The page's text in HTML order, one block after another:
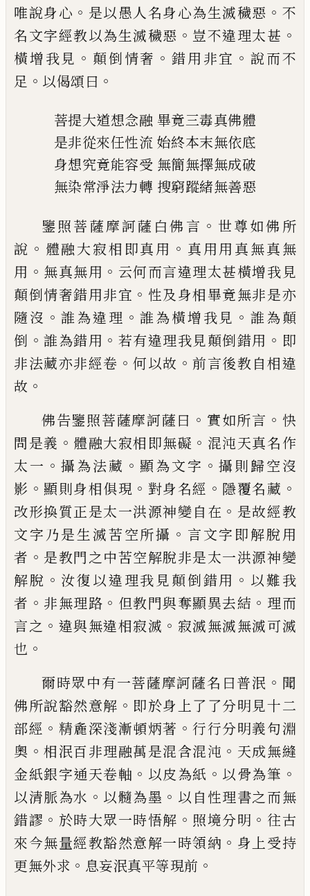
唯說身心 。 是以愚人名身心為生滅穢惡 。 不
名文字經教以為生滅穢惡 。 豈不違理太甚 。
橫增我 見 。 顛倒情奢 。 錯用非宜 。 說而不
足 。 以偈頌曰 。
菩提大道想念融 畢竟三毒真佛體
是非從來任性流 始終本末無依底
身想究竟能容受 無簡無擇無成破
無染常淨法力轉 搜窮蹤緒無善惡
鑒照菩薩摩訶薩白佛言 。 世尊如佛所
說 。 體融大寂相即真用 。 真用用真無真無
用 。 無真無用 。 云何而言違理太甚橫增我見
顛倒情奢錯用非宜 。 性及身相畢竟無非是亦
隨沒 。誰為違理 。誰為橫增我見 。 誰為顛
倒 。誰為錯用 。 若有違理我見顛倒錯用 。 即
非法藏亦非經卷 。何以故 。前言後教自相違
故 。
佛告鑒照菩薩摩訶薩曰 。 實如所言 。 快
問是義 。 體融大寂相即無礙 。 混沌天真名作
太一 。攝為法藏 。 顯為文字 。攝則歸空沒
影 。 顯則身相俱現 。 對身名經 。 隱覆名藏 。
改形換質正是太一洪源神變自在 。 是故經教
文字乃是生滅苦空所攝 。 言文字即解脫用
者 。 是教門之中苦空解脫非是太一洪源神變
解脫 。 汝復以違理我見顛倒錯用 。 以難我
者 。 非無理路 。 但教門與奪顯異去結 。 理而
言之 。 違與無違相寂滅 。 寂滅無滅無滅可滅
也 。
爾時眾中有一菩薩摩訶薩名曰普泯 。 聞
佛所說豁然意解 。 即於身上了了分明見十二
部經 。 精麁深淺漸頓炳著 。行行分明義句淵
奧 。相泯百非理融萬是混含混沌 。 天成無縫
金紙銀字通天卷軸 。 以皮為紙 。 以骨為筆 。
以清脈為水 。 以髓為墨 。 以自性理書之而無
錯謬 。 於時大眾一時悟解 。 照境分明 。 往古
來今無量經教豁然意解一時領納 。 身上受持
更無外求 。 息妄泯真平等現前 。